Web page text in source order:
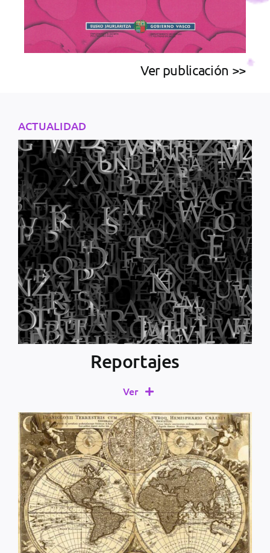
Ver publicación >>
ACTUALIDAD
Reportajes
Ver